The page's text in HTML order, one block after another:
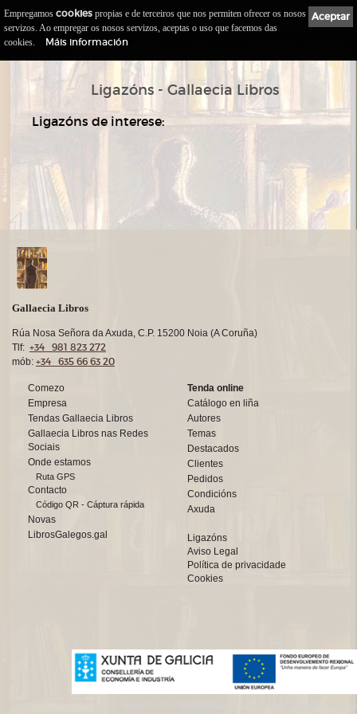
GallaeciaLibros.com 0
Ligazóns - Gallaecia Libros
Ligazóns de interese:
Gallaecia Libros
Rúa Nosa Señora da Axuda, C.P. 15200 Noia (A Coruña)
Tlf: +34 981 823 272
mób: +34 635 66 63 20
Comezo
Empresa
Tendas Gallaecia Libros
Gallaecia Libros nas Redes
Sociais
Onde estamos
Ruta GPS
Contacto
Código QR - Cáptura rápida
Novas
LibrosGalegos.gal
Tenda online
Catálogo en liña
Autores
Temas
Destacados
Clientes
Pedidos
Condicións
Axuda
Ligazóns
Aviso Legal
Política de privacidade
Cookies
Aceptar
Empregamos cookies propias e de terceiros que nos permiten ofrecer os nosos
servizos. Ao empregar os nosos servizos, aceptas o uso que facemos das
cookies.
Máis información